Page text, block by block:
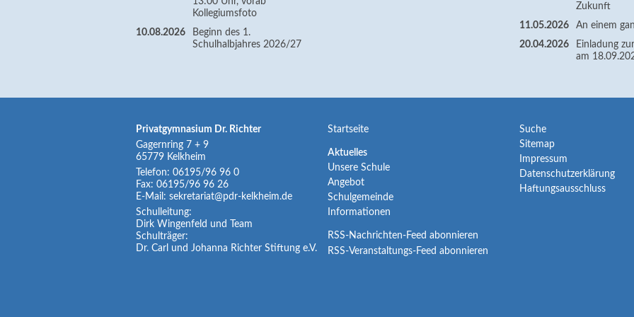
Kollegiumsfoto
10.08.2026
Beginn des 1.
Schulhalbjahres 2026/27
Zukunft
11.05.2026
An einem
20.04.2026
Einladung
am
Privatgymnasium Dr. Richter
Gagernring 7 + 9
65779 Kelkheim
Telefon: 06195/96 96 0
Fax: 06195/96 96 26
E-Mail: sekretariat@pdr-kelkheim.de
Schulleitung:
Dirk Wingenfeld und Team
Schulträger:
Dr. Carl und Johanna Richter Stiftung e.V.
Navigation
überspringen
Startseite
Navigation
überspringen
Aktuelles
Unsere Schule
Angebot
Schulgemeinde
Informationen
RSS-Nachrichten-Feed abonnieren
RSS-Veranstaltungs-Feed abonnieren
Navigation
überspringen
Suche
Sitemap
Impressum
Datenschutzerklärung
Haftungsausschluss